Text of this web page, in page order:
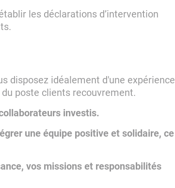
les déclarations d’intervention
disposez idéalement d'une expérience
poste clients recouvrement.
investis.
une équipe positive et solidaire, ce
vos missions et responsabilités